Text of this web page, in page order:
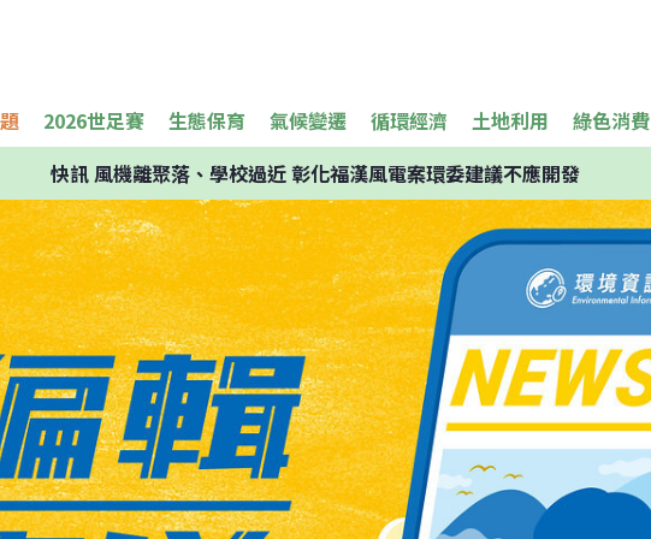
2026世足賽 生態保育 氣候變遷 循環經濟 土地利用 綠色消費
快訊風機離聚落、學校過近 彰化福漢風電案環委建議不應開發